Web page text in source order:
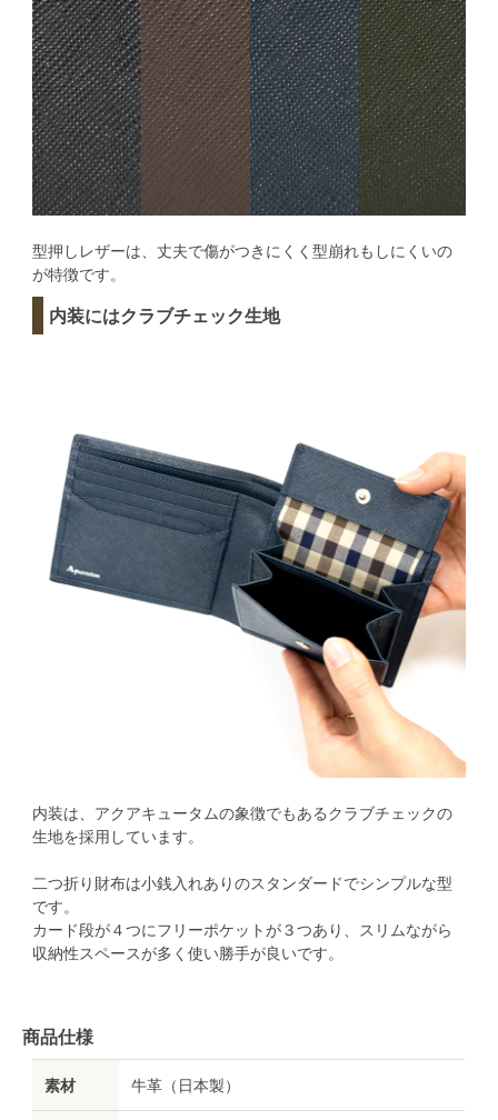
型押しレザーは、丈夫で傷がつきにくく型崩れもしにくいの
が特徴です。
内装にはクラブチェック生地
内装は、アクアキュータムの象徴でもあるクラブチェックの
生地を採用しています。
二つ折り財布は小銭入れありのスタンダードでシンプルな型
です。
カード段が４つにフリーポケットが３つあり、スリムながら
収納性スペースが多く使い勝手が良いです。
商品仕様
素材 牛革（日本製）